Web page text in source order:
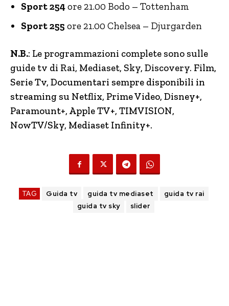
Sport 254ore 21.00 Bodo – Tottenham
Sport 255 ore 21.00 Chelsea – Djurgarden
N.B.: Le programmazioni complete sono sulle
guide tv di Rai, Mediaset, Sky, Discovery. Film,
Serie Tv, Documentari sempre disponibili in
streaming su Netflix, Prime Video, Disney+,
Paramount+, Apple TV+, TIMVISION,
NowTV/Sky, Mediaset Infinity+.
TAG Guida tv guida tv mediaset
guida tv rai
guida tv sky
slider